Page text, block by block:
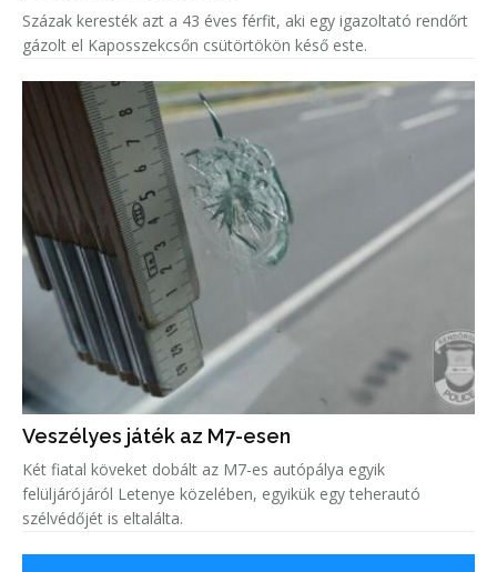
Százak keresték azt a 43 éves férfit, aki egy igazoltató rendőrt
gázolt el Kaposszekcsőn csütörtökön késő este.
Veszélyes játék az M7-esen
Két fiatal köveket dobált az M7-es autópálya egyik
felüljárójáról Letenye közelében, egyikük egy teherautó
szélvédőjét is eltalálta.